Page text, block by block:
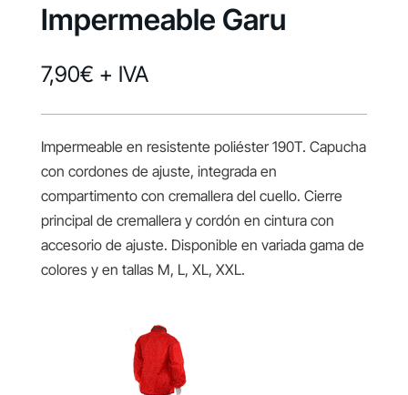
Impermeable Garu
7,90€ + IVA
Impermeable en resistente poliéster 190T. Capucha
con cordones de ajuste, integrada en
compartimento con cremallera del cuello. Cierre
principal de cremallera y cordón en cintura con
accesorio de ajuste. Disponible en variada gama de
colores y en tallas M, L, XL, XXL.